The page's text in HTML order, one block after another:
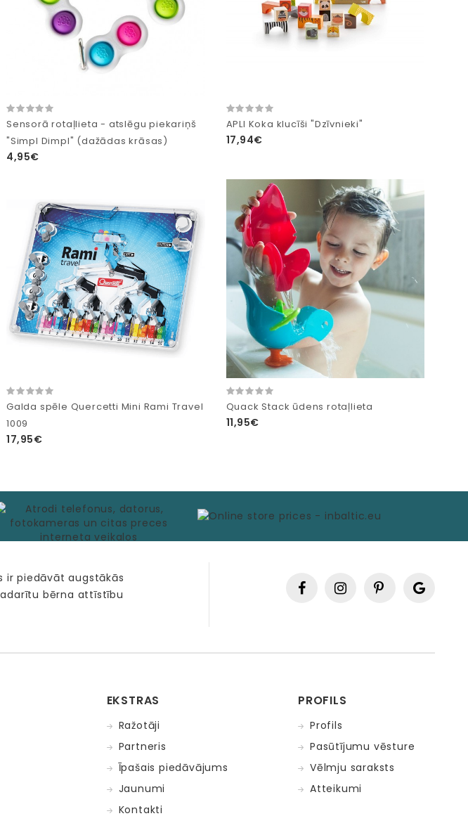
Sensorā rotaļlieta - atslēgu piekariņš
"Simpl Dimpl" (dažādas krāsas)
4,95€
APLI Koka klucīši "Dzīvnieki"
17,94€
Galda spēle Quercetti Mini Rami Travel
1009
17,95€
Quack Stack ūdens rotaļlieta
11,95€
ir piedāvāt augstākās
bērna attīstību
EKSTRAS
Ražotāji
Partneris
Īpašais piedāvājums
Jaunumi
Kontakti
PROFILS
Profils
Pasūtījumu vēsture
Vēlmju saraksts
Atteikumi